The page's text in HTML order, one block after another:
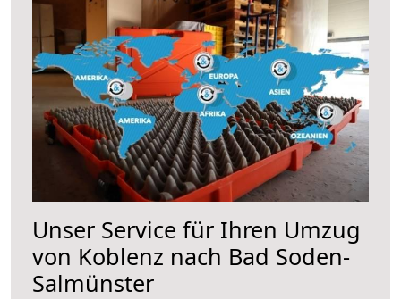
Unser Service für Ihren Umzug
von Koblenz nach Bad Soden-
Salmünster